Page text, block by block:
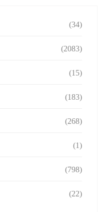
(34)
(2083)
(15)
(183)
(268)
(1)
(798)
(22)